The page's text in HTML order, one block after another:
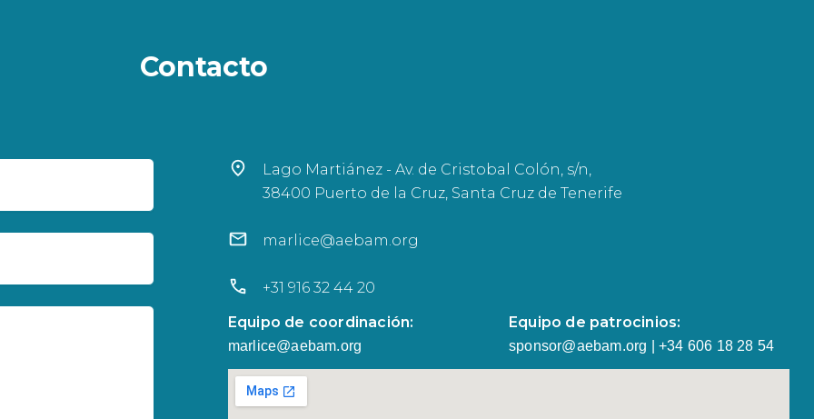
Contacto
Lago Martiánez - Av. de Cristobal Colón, s/n,
38400 Puerto de la Cruz, Santa Cruz de Tenerife
marlice@aebam.org
+31 916 32 44 20
Equipo de coordinación:
marlice@aebam.org
Equipo de patrocinios:
sponsor@aebam.org | +34 606 18 28 54